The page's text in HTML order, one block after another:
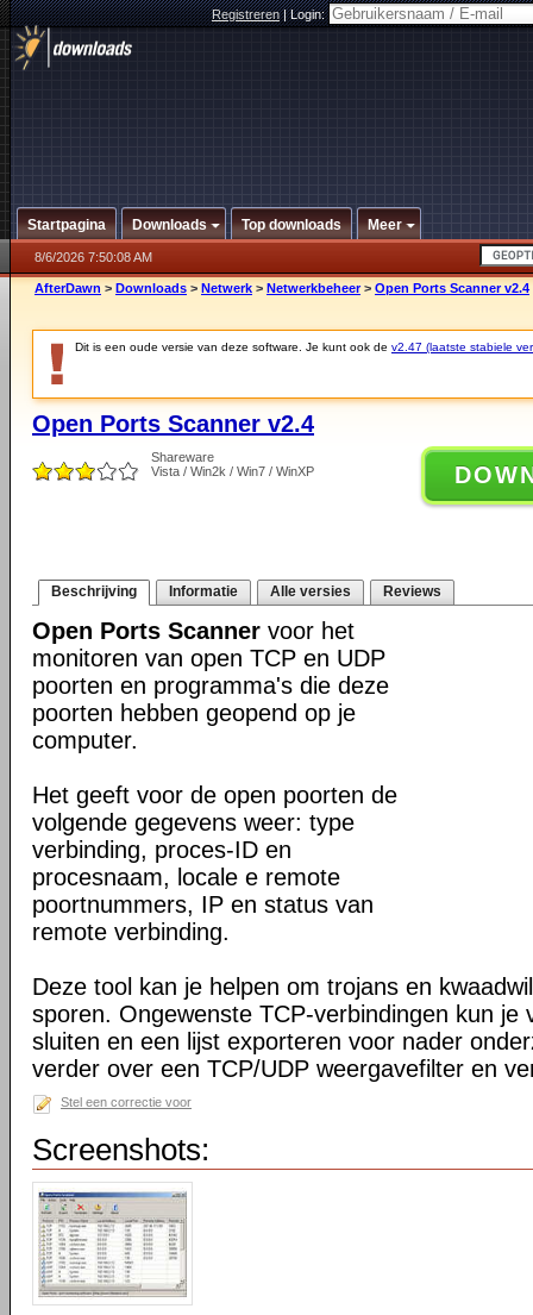
Registreren|Login:
Startpagina Downloads Top downloads Meer
8/6/2026 7:50:08 AM
AfterDawn > Downloads > Netwerk > Netwerkbeheer > Open Ports Scanner v2.4
Dit is een oude versie van deze software. Je kunt ook de v2.47 (laatste stabiele
Open Ports Scanner v2.4
Shareware
Vista / Win2k / Win7 / WinXP
Beschrijving Informatie Alle versies Reviews
Open Ports Scanner voor het
monitoren van open TCP en UDP
poorten en programma's die deze
poorten hebben geopend op je
computer.
Het geeft voor de open poorten de
volgende gegevens weer: type
verbinding, proces-ID en
procesnaam, locale e remote
poortnummers, IP en status van
remote verbinding.
Deze tool kan je helpen om trojans en
sporen. Ongewenste TCP-verbindingen kun je
sluiten en een lijst exporteren voor nader
verder over een TCP/UDP weergavefilter en
Stel een correctie voor
Screenshots: